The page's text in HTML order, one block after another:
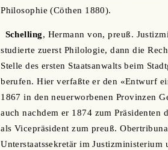
Philosophie (Cöthen 1880).
Schelling, Hermann von, preuß.
studierte zuerst Philologie, dann die
Stelle des ersten Staatsanwalts beim
berufen. Hier verfaßte er den «Entwurf
1867 in den neuerworbenen Provinzen
auch nachdem er 1874 zum
als Vicepräsident zum preuß.
Unterstaatssekretär im